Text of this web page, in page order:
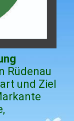
Rüdenau
und Ziel